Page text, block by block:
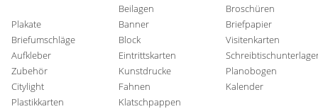
Beilagen
Broschüren
Plakate
Banner
Briefpapier
Briefumschläge
Block
Visitenkarten
Aufkleber
Eintrittskarten
Zubehör
Kunstdrucke
Planobogen
Citylight
Fahnen
Kalender
Plastikkarten
Klatschpappen